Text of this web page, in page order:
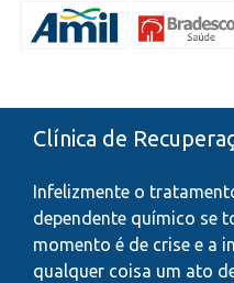
Clínica de
Infelizmente o
dependente químico se
momento é de crise e a
qualquer coisa um ato